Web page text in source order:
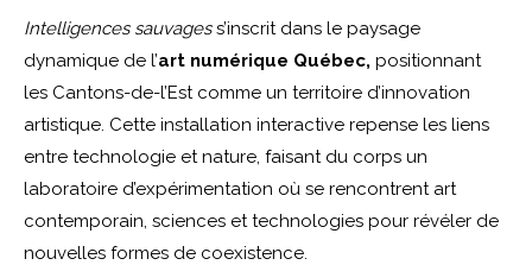
Intelligences sauvagess’inscrit dans le paysage
dynamique de l’art numérique Québec, positionnant
les Cantons-de-l’Est comme un territoire d’innovation
artistique. Cette installation interactive repense les liens
entre technologie et nature, faisant du corps un
laboratoire d’expérimentation où se rencontrent art
contemporain, sciences et technologies pour révéler de
nouvelles formes de coexistence.